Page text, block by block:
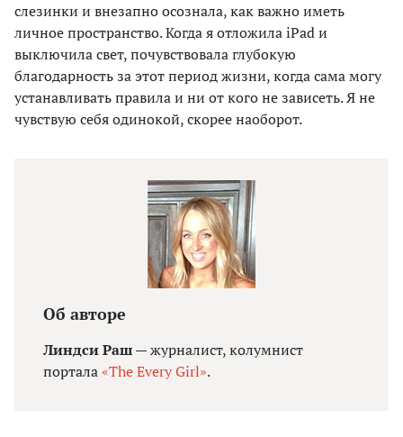
слезинки и внезапно осознала, как важно иметь
личное пространство. Когда я отложила iPad и
выключила свет, почувствовала глубокую
благодарность за этот период жизни, когда сама могу
устанавливать правила и ни от кого не зависеть. Я не
чувствую себя одинокой, скорее наоборот.
Об авторе
Линдси Раш— журналист, колумнист
портала«The Every Girl».